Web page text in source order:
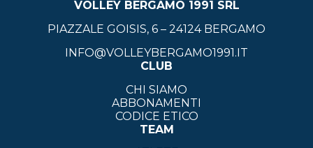
VOLLEY BERGAMO 1991 SRL
PIAZZALE GOISIS, 6 – 24124 BERGAMO
INFO@VOLLEYBERGAMO1991.IT
CLUB
CHI SIAMO
ABBONAMENTI
CODICE ETICO
TEAM